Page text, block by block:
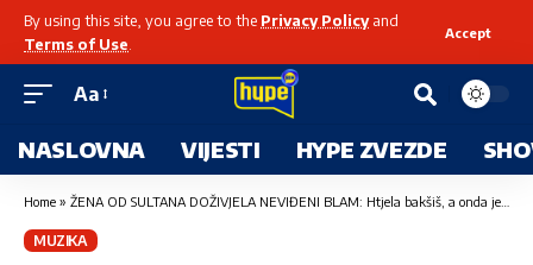
By using this site, you agree to the Privacy Policyand
Terms of Use
Accept
Aa
NASLOVNA VIJESTI HYPE ZVEZDE
Home » ŽENA OD SULTANA DOŽIVJELA NEVIĐENI BLAM: Htjela bakšiš, a onda je uslijedio “hladan tuš”! (VIDEO)
MUZIKA